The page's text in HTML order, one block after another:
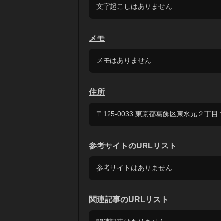
文字起こしはありません
メモ
メモはありません
住所
〒125-0033 東京都葛飾区東水元２丁目
参考サイトのURLリスト
参考サイトはありません
関連記事のURLリスト